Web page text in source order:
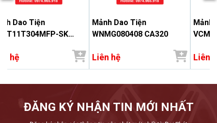
Dao Tiện
SK
hệ
Mảnh Dao Tiện
WNMG080408 CA320
Liên hệ
Mảnh
Liên
ĐĂNG KÝ NHẬN TIN MỚI NHẤT